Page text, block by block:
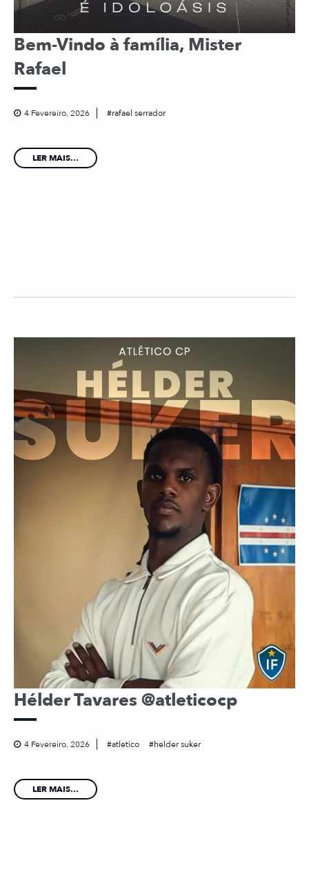
Bem-Vindo à família, Mister
Rafael
4 Fevereiro, 2026 rafael serrador
LER MAIS...
Hélder Tavares @atleticocp
4 Fevereiro, 2026 atletico helder suker
LER MAIS...